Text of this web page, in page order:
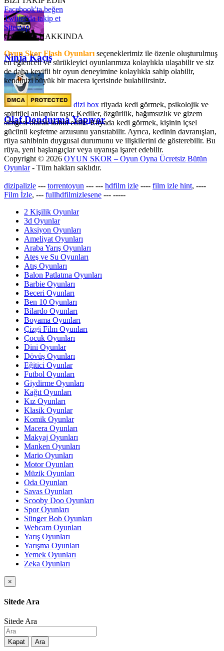
Ninja Kaçış
Olaf Dondurma Yapıyor
Facebook'ta beğen
Twitter'da takip et
Sitemap
OyunSkor HAKKINDA
Oyun Skor Flash Oyunları seçeneklerimiz ile özenle oluşturulmuş
en eğlenceli ve sürükleyici oyunlarımıza kolaylıkla ulaşabilir ve siz
de daha keyifli bir oyun deneyimine kolaylıkla sahip olabilir,
kendinizi büyük bir macera içerisinde bulabilirsiniz.
dizi box rüyada kedi görmek​, psikolojik ve
spiritüel anlamlar taşır. Kediler, özgürlük, bağımsızlık ve gizem
simgesi olarak kabul edilir. Rüyada kedi görmek, kişinin içsel
gücünü keşfetme arzusunu yansıtabilir. Ayrıca, kedinin davranışları,
rüya sahibinin duygusal durumunu ve ilişkilerini de gösterebilir. Bu
rüya, yeni başlangıçlar veya uyanışa işaret edebilir.
Copyright © 2026 OYUN SKOR – Oyun Oyna Ücretsiz Bütün
Oyunlar- Tüm hakları saklıdır.
dizipalizle --- torrentoyun --- --- hdfilm izle ---- film izle hint, ----
Film İzle, --- fullhdfilmizlesene --- -----
2 Kişilik Oyunlar
3d Oyunlar
Aksiyon Oyunları
Ameliyat Oyunları
Araba Yarış Oyunları
Ateş ve Su Oyunları
Atış Oyunları
Balon Patlatma Oyunları
Barbie Oyunları
Beceri Oyunları
Ben 10 Oyunları
Bilardo Oyunları
Boyama Oyunları
Çizgi Film Oyunları
Çocuk Oyunları
Dini Oyunlar
Dövüş Oyunları
Eğitici Oyunlar
Futbol Oyunları
Giydirme Oyunları
Kağıt Oyunları
Kız Oyunları
Klasik Oyunlar
Komik Oyunlar
Macera Oyunları
Makyaj Oyunları
Manken Oyunları
Mario Oyunları
Motor Oyunları
Müzik Oyunları
Oda Oyunları
Savas Oyunları
Scooby Doo Oyunları
Spor Oyunları
Sünger Bob Oyunları
Webcam Oyunları
Yarış Oyunları
Yarışma Oyunları
Yemek Oyunları
Zeka Oyunları
×
Sitede Ara
Sitede Ara
Kapat Ara